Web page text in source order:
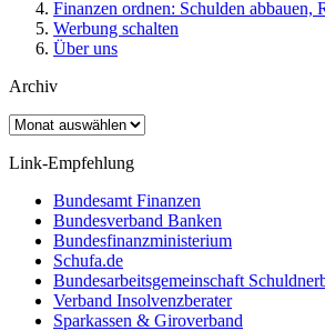
Finanzen ordnen: Schulden abbauen,
Werbung schalten
Über uns
Archiv
Archiv
Link-Empfehlung
Bundesamt Finanzen
Bundesverband Banken
Bundesfinanzministerium
Schufa.de
Bundesarbeitsgemeinschaft
Verband Insolvenzberater
Sparkassen & Giroverband